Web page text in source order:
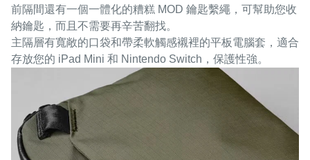
前隔間還有一個一體化的糟糕 MOD 鑰匙繫繩，可幫助您收
納鑰匙，而且不需要再辛苦翻找。
主隔層有寬敞的口袋和帶柔軟觸感襯裡的平板電腦套，適合
存放您的 iPad Mini 和 Nintendo Switch，保護性強。